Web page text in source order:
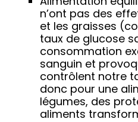
n’ont pas des
et les graisses
taux de glucose
consommation
sanguin et
contrôlent notre
donc pour une
légumes, des
aliments